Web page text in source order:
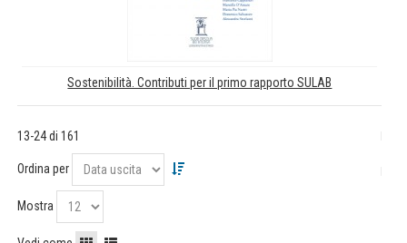
Sostenibilità. Contributi per il primo rapporto SULAB
13-24 di 161
Ordina per
Mostra